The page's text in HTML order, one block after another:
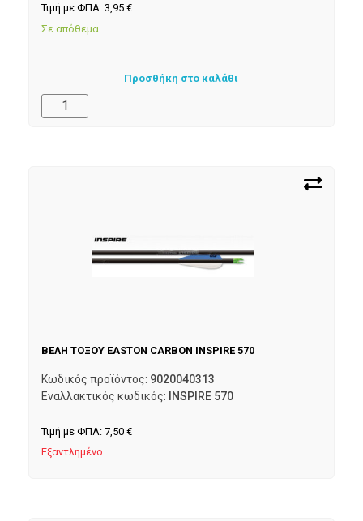
Τιμή με ΦΠΑ: 3,95 €
Σε απόθεμα
Προσθήκη στο καλάθι
ΒΕΛΗ ΤΟΞΟΥ EASTON CARBON INSPIRE 570
Κωδικός προϊόντος: 9020040313
Εναλλακτικός κωδικός:
INSPIRE 570
Τιμή με ΦΠΑ: 7,50 €
Εξαντλημένο